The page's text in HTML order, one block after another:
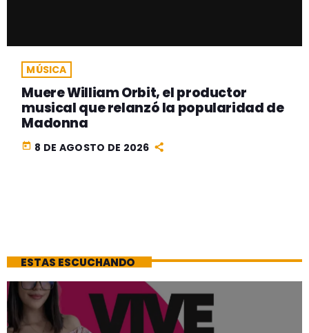
MÚSICA
Muere William Orbit, el productor
musical que relanzó la popularidad de
Madonna
today 8 DE AGOSTO DE 2026
ESTAS ESCUCHANDO